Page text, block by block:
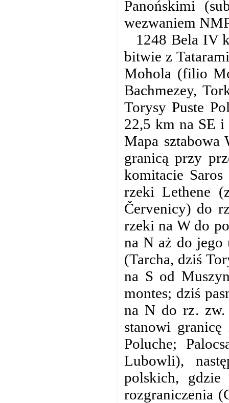
Panońskimi
wezwaniem
1248 Bela IV
bitwie z
Mohola (filio
Bachmezey,
Torysy Puste
22,5 km na SE
Mapa
granicą przy
komitacie
rzeki Lethene
Červenicy) do
rzeki na W do
na N aż do jego
(Tarcha, dziś
na S od
montes; dziś
na N do rz. zw.
stanowi
Poluche;
Lubowli),
polskich,
rozgraniczenia